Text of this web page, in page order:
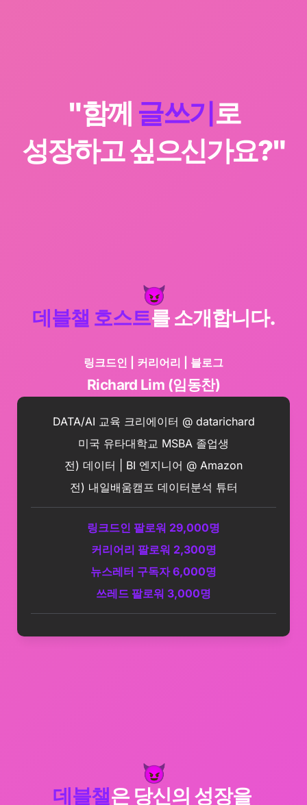
"함께 글쓰기로
성장하고 싶으신가요?"
데블챌 호스트를 소개합니다.
링크드인 | 커리어리 | 블로그
Richard Lim (임동찬)
DATA/AI 교육 크리에이터 @ datarichard
미국 유타대학교 MSBA 졸업생
전) 데이터 | BI 엔지니어 @ Amazon
전) 내일배움캠프 데이터분석 튜터
링크드인 팔로워 29,000명
커리어리 팔로워 2,300명
뉴스레터 구독자 6,000명
쓰레드 팔로워 3,000명
데블챌은 당신의